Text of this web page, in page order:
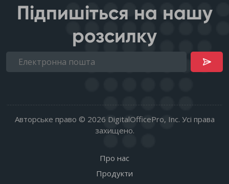
Підпишіться на нашу
розсилку
Авторське право © 2026 DigitalOfficePro, Inc. Усі права
захищено.
Про нас
Продукти